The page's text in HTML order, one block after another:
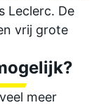
Leclerc. De
vrij grote
meer